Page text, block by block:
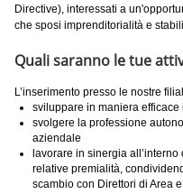
Directive), interessati a
che sposi imprenditorialità e
Quali saranno le tue
L’inserimento presso le nostre
sviluppare in maniera efficace
svolgere la professione
aziendale
lavorare in sinergia
relative premialità,
scambio con Direttori di Area